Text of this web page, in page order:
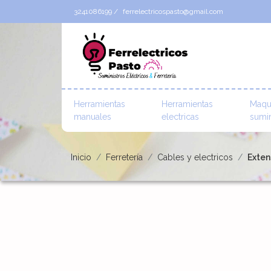
3241086199 / ferrelectricospasto@gmail.com
Herramientas
manuales
Herramientas
electricas
Inicio Ferretería Cables y electricos